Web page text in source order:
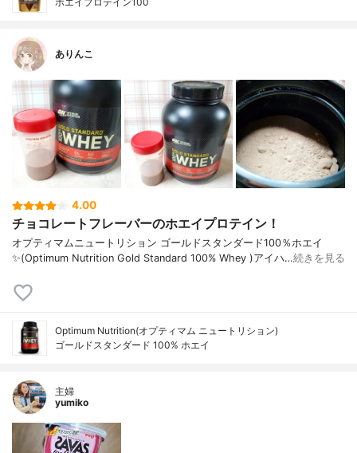
ありんこ
4.00
チョコレートフレーバーのホエイプロテイン！
オプティマムニュートリション ゴールドスタンダード100％ホエイ
✨(Optimum Nutrition Gold Standard 100% Whey )アイハ…続きを見る
Optimum Nutrition(オプティマム ニュートリション)
ゴールドスタンダード 100% ホエイ
主婦
yumiko